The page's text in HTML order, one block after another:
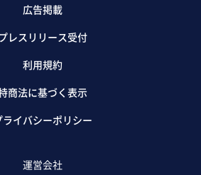
広告掲載
レスリリース受付
利用規約
商法に基づく表示
ライバシーポリシー
運営会社